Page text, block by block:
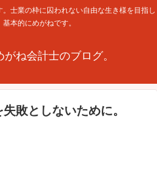
士業の枠に囚われない自由な生き様を目指し
本的にめがねです。
ね会計士のブログ。
敗としないために。